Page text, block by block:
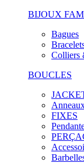
BIJOUX
Bagues
Colliers
BOUCLES
FIXES